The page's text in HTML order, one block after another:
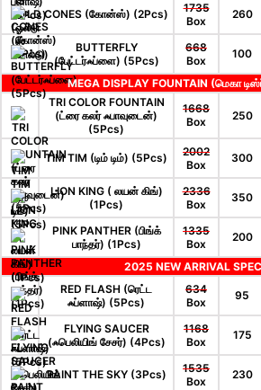
CONES (கோன்ஸ்) (2Pcs)
1735
Box
260
BUTTERFLY
(பேட்டர்ஃப்ளை) (5Pcs)
668
Box
100
MEGA DISPLAY FOUNTAIN (மெகா
TRI COLOR FOUNTAIN
(ட்ரை கலர் ஃபாவுடைன்)
(5Pcs)
1668
Box
250
TIM TIM (டிம் டிம்) (5Pcs)
2002
Box
300
LION KING ( லயன் கிங்)
(1Pcs)
2336
Box
350
PINK PANTHER (பிங்க்
பாந்தர்) (1Pcs)
1335
Box
200
2025 NEW ARRIVAL
RED FLASH (ரெட்ட
ஃப்ளாஷ்) (5Pcs)
634
Box
95
FLYING SAUCER
(ஃபெலியிங் சேசர்) (4Pcs)
1168
Box
175
PAINT THE SKY (3Pcs)
1535
Box
230